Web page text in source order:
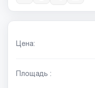
Цена:
Площадь :